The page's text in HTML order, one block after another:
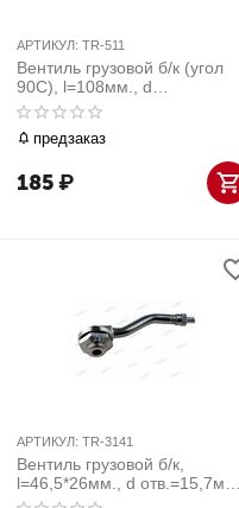
АРТИКУЛ: TR-511
Вентиль грузовой б/к (угол
90С), l=108мм., d
отв.=15,7мм., 1шт
предзаказ
185₽
АРТИКУЛ: TR-3141
Вентиль грузовой б/к,
l=46,5*26мм., d отв.=15,7мм.,
1шт